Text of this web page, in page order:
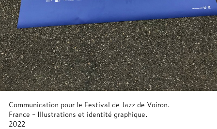
Communication pour le Festival de Jazz de Voiron.
France - Illustrations et identité graphique.
2022